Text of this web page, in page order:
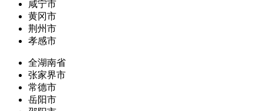
咸宁市
黄冈市
荆州市
孝感市
全湖南省
张家界市
常德市
岳阳市